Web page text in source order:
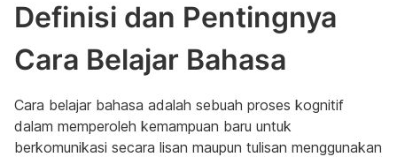
Definisi dan Pentingnya
Cara Belajar Bahasa
Cara belajar bahasa adalah sebuah proses kognitif
dalam memperoleh kemampuan baru untuk
berkomunikasi secara lisan maupun tulisan menggunakan